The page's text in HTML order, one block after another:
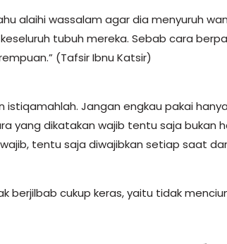
alaihi wassalam agar dia menyuruh
tubuh mereka. Sebab cara
(Tafsir Ibnu Katsir)
istiqamahlah. Jangan engkau pakai
yang dikatakan wajib tentu saja bukan
tentu saja diwajibkan setiap saat
berjilbab cukup keras, yaitu tidak